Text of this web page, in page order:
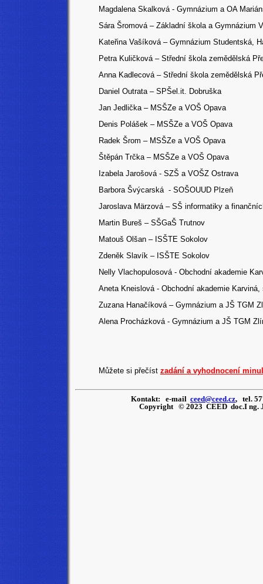
Magdalena Skalková - Gymnázium a OA
Sára Šromová – Základní škola a Gymnázium
Kateřina Vašíková – Gymnázium Studentská,
Petra Kuličková – Střední škola zemědělská
Anna Kadlecová – Střední škola zemědělská
Daniel Outrata – SPŠel.it. Dobruška
Jan Jedlička – MSŠZe a VOŠ Opava
Denis Polášek – MSŠZe a VOŠ Opava
Radek Šrom – MSŠZe a VOŠ Opava
Štěpán Trčka – MSŠZe a VOŠ Opava
Izabela Jarošová - SZŠ a VOŠZ Ostrava
Barbora Švýcarská - SOŠOUUD Plzeň
Jaroslava Märzová – SŠ informatiky a
Martin Bureš – SŠGaŠ Trutnov
Matouš Olšan – ISŠTE Sokolov
Zdeněk Slavík – ISŠTE Sokolov
Nelly Vlachopulosová - Obchodní akademie
Aneta Kneislová - Obchodní akademie Karviná,
Zuzana Hanačíková – Gymnázium a JŠ TGM
Alena Procházková - Gymnázium a JŠ TGM
Můžete si přečíst zadání a vyhodnocení
Kontakt: e-mail ceed@ceed.cz, tel.
Copyright © 2023 CEED doc.I ng.